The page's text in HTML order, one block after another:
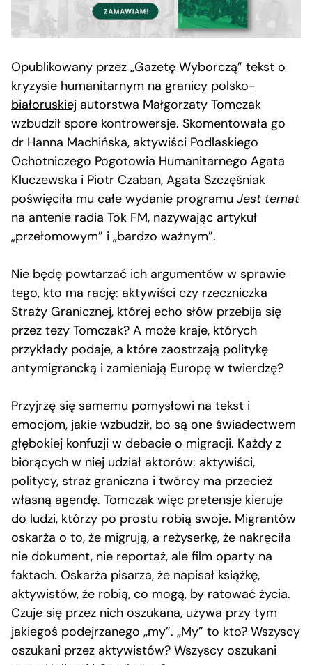
Opublikowany przez „Gazetę Wyborczą” tekst o
kryzysie humanitarnym na granicy polsko-
białoruskiej autorstwa Małgorzaty Tomczak
wzbudził spore kontrowersje. Skomentowała go
dr Hanna Machińska, aktywiści Podlaskiego
Ochotniczego Pogotowia Humanitarnego Agata
Kluczewska i Piotr Czaban, Agata Szczęśniak
poświęciła mu całe wydanie programu Jest temat
na antenie radia Tok FM, nazywając artykuł
„przełomowym” i „bardzo ważnym”.
Nie będę powtarzać ich argumentów w sprawie
tego, kto ma rację: aktywiści czy rzeczniczka
Straży Granicznej, której echo słów przebija się
przez tezy Tomczak? A może kraje, których
przykłady podaje, a które zaostrzają politykę
antymigrancką i zamieniają Europę w twierdzę?
Przyjrzę się samemu pomysłowi na tekst i
emocjom, jakie wzbudził, bo są one świadectwem
głębokiej konfuzji w debacie o migracji. Każdy z
biorących w niej udział aktorów: aktywiści,
politycy, straż graniczna i twórcy ma przecież
własną agendę. Tomczak więc pretensje kieruje
do ludzi, którzy po prostu robią swoje. Migrantów
oskarża o to, że migrują, a reżyserkę, że nakręciła
nie dokument, nie reportaż, ale film oparty na
faktach. Oskarża pisarza, że napisał książkę,
aktywistów, że robią, co mogą, by ratować życia.
Czuje się przez nich oszukana, używa przy tym
jakiegoś podejrzanego „my”. „My” to kto? Wszyscy
oszukani przez aktywistów? Wszyscy oszukani